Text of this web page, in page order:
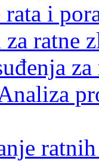
rata i
za ratne